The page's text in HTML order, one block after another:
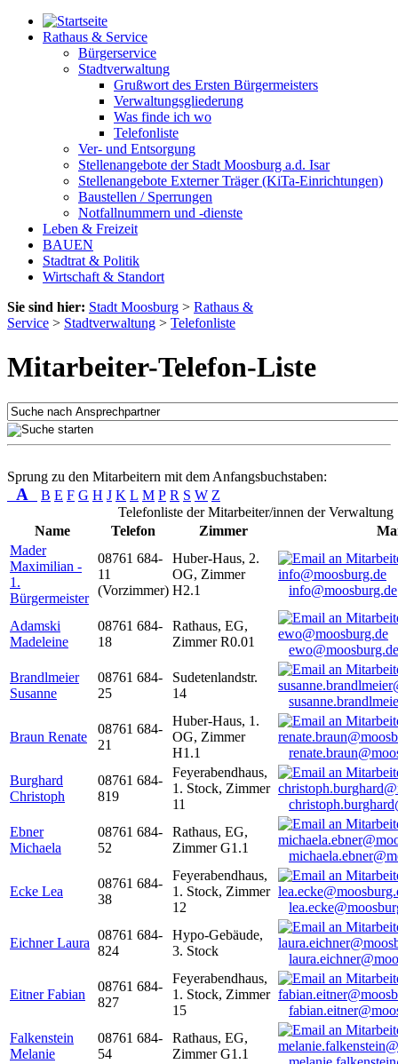
Rathaus & Service
Bürgerservice
Stadtverwaltung
Grußwort des Ersten Bürgermeisters
Verwaltungsgliederung
Was finde ich wo
Telefonliste
Ver- und Entsorgung
Stellenangebote der Stadt Moosburg a.d. Isar
Stellenangebote Externer Träger (KiTa-Einrichtungen)
Baustellen / Sperrungen
Notfallnummern und -dienste
Leben & Freizeit
BAUEN
Stadtrat & Politik
Wirtschaft & Standort
Sie sind hier: Stadt Moosburg > Rathaus &
Service > Stadtverwaltung > Telefonliste
Mitarbeiter-Telefon-Liste
Sprung zu den Mitarbeitern mit dem Anfangsbuchstaben:
A B E F G H J K L M P R S W Z
Telefonliste der Mitarbeiter/innen der Verwaltung
Name
Telefon Zimmer
Mader
Maximilian -
1.
Bürgermeister
08761 684-
11
(Vorzimmer)
Huber-Haus, 2.
OG, Zimmer
H2.1
info@moosburg.de
Adamski
Madeleine
08761 684-
18
Rathaus, EG,
Zimmer R0.01
ewo@moosburg.de
Brandlmeier
Susanne
08761 684-
25
Sudetenlandstr.
14
Braun Renate
08761 684-
21
Huber-Haus, 1.
OG, Zimmer
H1.1
Burghard
Christoph
08761 684-
819
Feyerabendhaus,
1. Stock, Zimmer
11
Ebner
Michaela
08761 684-
52
Rathaus, EG,
Zimmer G1.1
Ecke Lea
08761 684-
38
Feyerabendhaus,
1. Stock, Zimmer
12
Eichner Laura
08761 684-
824
Hypo-Gebäude,
3. Stock
Eitner Fabian
08761 684-
827
Feyerabendhaus,
1. Stock, Zimmer
15
Falkenstein
Melanie
08761 684-
54
Rathaus, EG,
Zimmer G1.1